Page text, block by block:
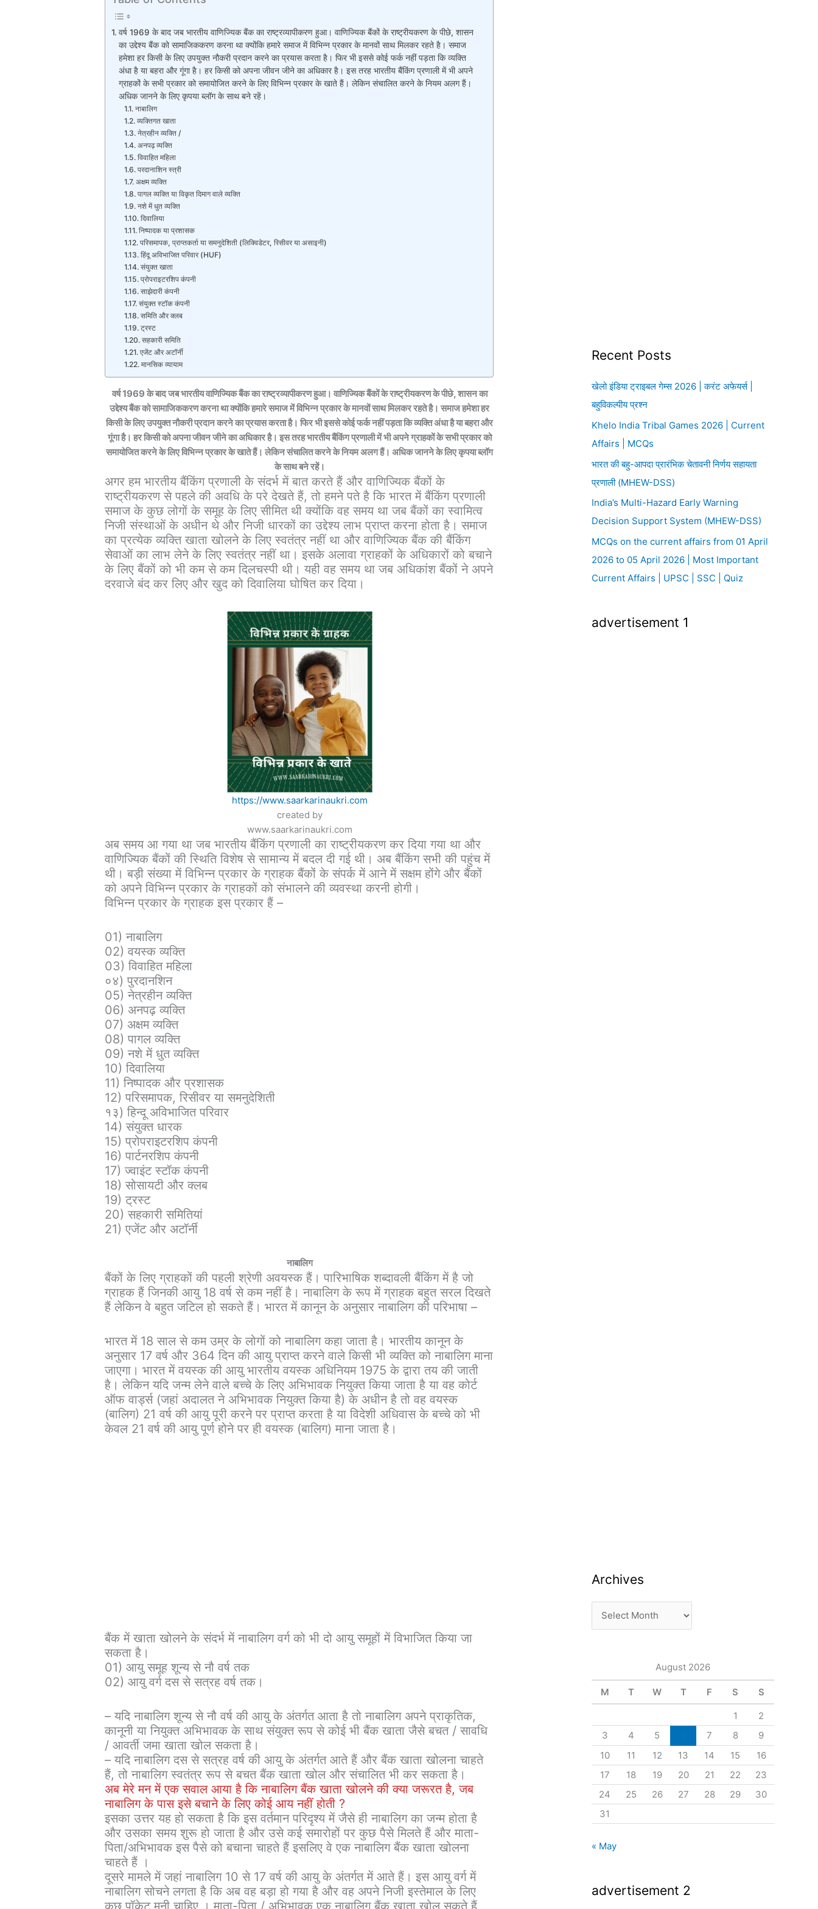
वर्ष 1969 के बाद जब भारतीय वाणिज्यिक बैंक का राष्ट्रव्यापीकरण हुआ। वाणिज्यिक बैंकों के राष्ट्रीयकरण के पीछे, शासन
का उद्देश्य बैंक को सामाजिककरण करना था क्योंकि हमारे समाज में विभिन्न प्रकार के मानवों साथ मिलकर रहते है। समाज
हमेशा हर किसी के लिए उपयुक्त नौकरी प्रदान करने का प्रयास करता है। फिर भी इससे कोई फर्क नहीं पड़ता कि व्यक्ति
अंधा है या बहरा और गूंगा है। हर किसी को अपना जीवन जीने का अधिकार है। इस तरह भारतीय बैंकिंग प्रणाली में भी अपने
ग्राहकों के सभी प्रकार को समायोजित करने के लिए विभिन्न प्रकार के खाते हैं। लेकिन संचालित करने के नियम अलग हैं।
अधिक जानने के लिए कृपया ब्लॉग के साथ बने रहें।
नाबालिग
व्यक्तिगत खाता
नेत्रहीन व्यक्ति /
अनपढ़ व्यक्ति
विवाहित महिला
परदानाशिन स्त्री
अक्षम व्यक्ति
पागल व्यक्ति या विकृत दिमाग वाले व्यक्ति
नशे में धुत व्यक्ति
दिवालिया
निष्पादक या प्रशासक
परिसमापक, प्राप्तकर्ता या समनुदेशिती (लिक्विडेटर, रिसीवर या असाइनी)
हिंदू अविभाजित परिवार (HUF)
संयुक्त खाता
प्रोपराइटरशिप कंपनी
साझेदारी कंपनी
संयुक्त स्टॉक कंपनी
समिति और क्लब
ट्रस्ट
सहकारी समिति
एजेंट और अटॉर्नी
मानसिक व्यायाम
वर्ष 1969 के बाद जब भारतीय वाणिज्यिक बैंक का राष्ट्रव्यापीकरण हुआ। वाणिज्यिक बैंकों के राष्ट्रीयकरण के पीछे, शासन का
उद्देश्य बैंक को सामाजिककरण करना था क्योंकि हमारे समाजमेंविभिन्न प्रकार के मानवों साथ मिलकर रहते है। समाज हमेशा हर
किसी के लिए उपयुक्त नौकरी प्रदान करने का प्रयास करता है। फिर भी इससे कोई फर्क नहीं पड़ता कि व्यक्ति अंधा है या बहरा और
गूंगा है। हर किसी को अपना जीवन जीने का अधिकार है। इस तरह भारतीय बैंकिंग प्रणाली में भी अपने ग्राहकों के सभी प्रकार को
समायोजित करने के लिए विभिन्न प्रकार के खाते हैं। लेकिन संचालित करने के नियम अलग हैं। अधिक जानने के लिए कृपया ब्लॉग
के साथ बने रहें।
अगर हम भारतीय बैंकिंग प्रणाली के संदर्भ में बात करते हैं और वाणिज्यिक बैंकों के
राष्ट्रीयकरण से पहले की अवधि के परे देखते हैं, तो हमने पते है कि भारत में बैंकिंग प्रणाली
समाज के कुछ लोगों के समूह के लिए सीमित थी क्योंकि वह समय था जब बैंकों का स्वामित्व
निजी संस्थाओं के अधीन थे और निजी धारकों का उद्देश्य लाभ प्राप्त करना होता है। समाज
का प्रत्येक व्यक्ति खाता खोलने के लिए स्वतंत्र नहीं था और वाणिज्यिक बैंक की बैंकिंग
सेवाओं का लाभ लेने के लिए स्वतंत्र नहीं था। इसके अलावा ग्राहकों के अधिकारों को बचाने
के लिए बैंकों को भी कम से कम दिलचस्पी थी। यही वह समय था जब अधिकांश बैंकों ने अपने
दरवाजे बंद कर लिए और खुद को दिवालिया घोषित कर दिया।
https://www.saarkarinaukri.com
created by
www.saarkarinaukri.com
अब समय आ गया था जब भारतीय बैंकिंग प्रणाली का राष्ट्रीयकरण कर दिया गया था और
वाणिज्यिक बैंकों की स्थिति विशेष से सामान्य में बदल दी गई थी। अब बैंकिंग सभी की पहुंच में
थी। बड़ी संख्या में विभिन्न प्रकार के ग्राहक बैंकों के संपर्क में आने में सक्षम होंगे और बैंकों
को अपने विभिन्न प्रकार के ग्राहकों को संभालने की व्यवस्था करनी होगी।
विभिन्न प्रकार के ग्राहक इस प्रकार हैं –
01) नाबालिग
02) वयस्क व्यक्ति
03) विवाहित महिला
०४) पुरदानशिन
05) नेत्रहीन व्यक्ति
06) अनपढ़ व्यक्ति
07) अक्षम व्यक्ति
08) पागल व्यक्ति
09) नशे में धुत व्यक्ति
10) दिवालिया
11) निष्पादक और प्रशासक
12) परिसमापक, रिसीवर या समनुदेशिती
१३) हिन्दू अविभाजित परिवार
14) संयुक्त धारक
15) प्रोपराइटरशिप कंपनी
16) पार्टनरशिप कंपनी
17) ज्वाइंट स्टॉक कंपनी
18) सोसायटी और क्लब
19) ट्रस्ट
20) सहकारी समितियां
21) एजेंट और अटॉर्नी
नाबालिग
बैंकों के लिए ग्राहकों की पहली श्रेणी अवयस्क हैं। पारिभाषिक शब्दावली बैंकिंग में है जो
ग्राहक हैं जिनकी आयु 18 वर्ष से कम नहीं है। नाबालिग के रूप में ग्राहक बहुत सरल दिखते
हैं लेकिन वे बहुत जटिल हो सकते हैं। भारत में कानून के अनुसार नाबालिग की परिभाषा –
भारत में 18 साल से कम उम्र के लोगों को नाबालिग कहा जाता है। भारतीय कानून के
अनुसार 17 वर्ष और 364 दिन की आयु प्राप्त करने वाले किसी भी व्यक्ति को नाबालिग माना
जाएगा। भारत में वयस्क की आयु भारतीय वयस्क अधिनियम 1975 के द्वारा तय की जाती
है। लेकिन यदि जन्म लेने वाले बच्चे के लिए अभिभावक नियुक्त किया जाता है या वह कोर्ट
ऑफ वार्ड्स (जहां अदालत ने अभिभावक नियुक्त किया है) के अधीन है तो वह वयस्क
(बालिग) 21 वर्ष की आयु पूरी करने पर प्राप्त करता है या विदेशी अधिवास के बच्चे को भी
केवल 21 वर्ष की आयु पूर्ण होने पर ही वयस्क (बालिग) माना जाता है।
बैंक में खाता खोलने के संदर्भ में नाबालिग वर्ग को भी दो आयु समूहों में विभाजित किया जा
सकता है।
01) आयु समूह शून्य से नौ वर्ष तक
02) आयु वर्ग दस से सत्रह वर्ष तक।
– यदि नाबालिग शून्य से नौ वर्ष की आयु के अंतर्गत आता है तो नाबालिग अपने प्राकृतिक,
कानूनी या नियुक्त अभिभावक के साथ संयुक्त रूप से कोई भी बैंक खाता जैसे बचत / सावधि
/ आवर्ती जमा खाता खोल सकता है।
– यदि नाबालिग दस से सत्रह वर्ष की आयु के अंतर्गत आते हैं और बैंक खाता खोलना चाहते
हैं, तो नाबालिग स्वतंत्र रूप से बचत बैंक खाता खोल और संचालित भी कर सकता है।
अब मेरे मन में एक सवाल आया है कि नाबालिग बैंक खाता खोलने की क्या जरूरत है, जब
नाबालिग के पास इसे बचाने के लिए कोई आय नहीं होती ?
इसका उत्तर यह हो सकता है कि इस वर्तमान परिदृश्य में जैसे ही नाबालिग का जन्म होता है
और उसका समय शुरू हो जाता है और उसे कई समारोहों पर कुछ पैसे मिलते हैं और माता-
पिता/अभिभावक इस पैसे को बचाना चाहते हैं इसलिए वे एक नाबालिग बैंक खाता खोलना
चाहते हैं ।
दूसरे मामले में जहां नाबालिग 10 से 17 वर्ष की आयु के अंतर्गत में आते हैं। इस आयु वर्ग में
नाबालिग सोचने लगता है कि अब वह बड़ा हो गया है और वह अपने निजी इस्तेमाल के लिए
कुछ पॉकेट मनी चाहिए । माता-पिता / अभिभावक एक नाबालिग बैंक खाता खोल सकते हैं
Recent Posts
खेलो इंडिया ट्राइबल गेम्स 2026 | करंट अफेयर्स |
बहुविकल्पीय प्रश्न
Khelo India Tribal Games 2026 | Current
Affairs | MCQs
भारत की बहु-आपदा प्रारंभिक चेतावनी निर्णय सहायता
प्रणाली (MHEW-DSS)
India’s Multi-Hazard Early Warning
Decision Support System (MHEW-DSS)
MCQs on the current affairs from 01 April
2026 to 05 April 2026 | Most Important
Current Affairs | UPSC | SSC | Quiz
advertisement 1
Archives
August 2026
M T W T F S S
1
2
3
4 5 7 8
9
10
11 12 13 14 15
16
17
18 19 20 21 22
23
24
25 26 27 28 29
30
31
« May
advertisement 2